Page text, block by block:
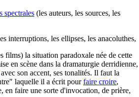
spectrales (les auteurs, les sources, les
interruptions, les ellipses, les anacoluthes,
films) la situation paradoxale née de cette
en scène dans la dramaturgie derridienne,
avec son accent, ses tonalités. Il faut la
laquelle il a écrit pourfaire croire,
en faire une sorte d'invocation, de prière,